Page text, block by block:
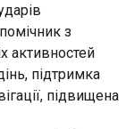
з
активностей
підтримка
підвищена